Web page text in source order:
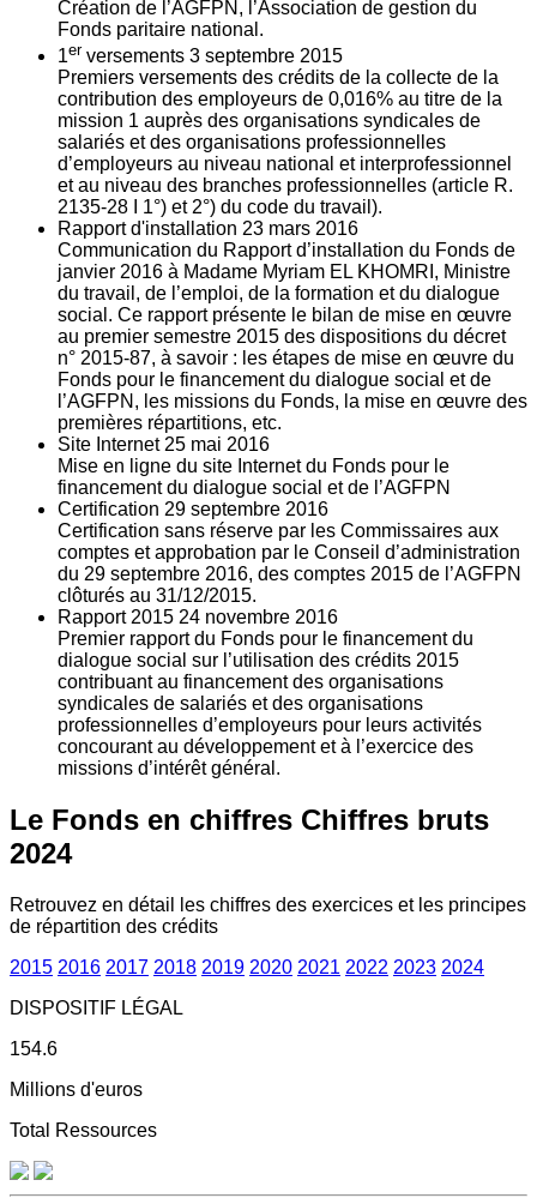
Création de l’AGFPN, l’Association de gestion du
Fonds paritaire national.
1er versements 3 septembre 2015
Premiers versements des crédits de la collecte de la
contribution des employeurs de 0,016% au titre de la
mission 1 auprès des organisations syndicales de
salariés et des organisations professionnelles
d’employeurs au niveau national et interprofessionnel
et au niveau des branches professionnelles (article R.
2135‐28 I 1°) et 2°) du code du travail).
Rapport d'installation 23 mars 2016
Communication du Rapport d’installation du Fonds de
janvier 2016 à Madame Myriam EL KHOMRI, Ministre
du travail, de l’emploi, de la formation et du dialogue
social. Ce rapport présente le bilan de mise en œuvre
au premier semestre 2015 des dispositions du décret
n° 2015-87, à savoir : les étapes de mise en œuvre du
Fonds pour le financement du dialogue social et de
l’AGFPN, les missions du Fonds, la mise en œuvre des
premières répartitions, etc.
Site Internet 25 mai 2016
Mise en ligne du site Internet du Fonds pour le
financement du dialogue social et de l’AGFPN
Certification 29 septembre 2016
Certification sans réserve par les Commissaires aux
comptes et approbation par le Conseil d’administration
du 29 septembre 2016, des comptes 2015 de l’AGFPN
clôturés au 31/12/2015.
Rapport 2015 24 novembre 2016
Premier rapport du Fonds pour le financement du
dialogue social sur l’utilisation des crédits 2015
contribuant au financement des organisations
syndicales de salariés et des organisations
professionnelles d’employeurs pour leurs activités
concourant au développement et à l’exercice des
missions d’intérêt général.
Le Fonds en chiffres Chiffres bruts
2024
Retrouvez en détail les chiffres des exercices et les principes
de répartition des crédits
2015 2016 2017 2018 2019 2020 2021 2022 2023 2024
DISPOSITIF LÉGAL
154.6
Millions d'euros
Total Ressources